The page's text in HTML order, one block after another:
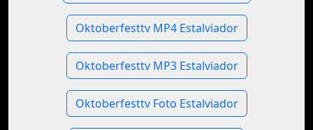
Oktoberfesttv MP4 Estalviador
Oktoberfesttv MP3 Estalviador
Oktoberfesttv Foto Estalviador